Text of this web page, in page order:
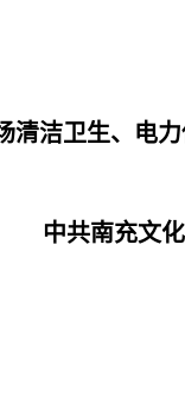
清洁卫生、电
中共南充文